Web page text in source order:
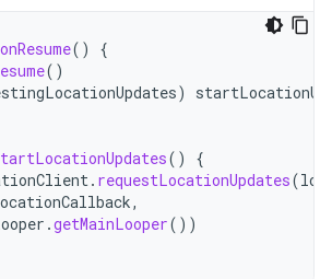
onResume()
{
()
)
()
{
. requestLocationUpdates(
,
.getMainLooper())